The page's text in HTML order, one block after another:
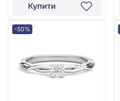
Купити
-50%